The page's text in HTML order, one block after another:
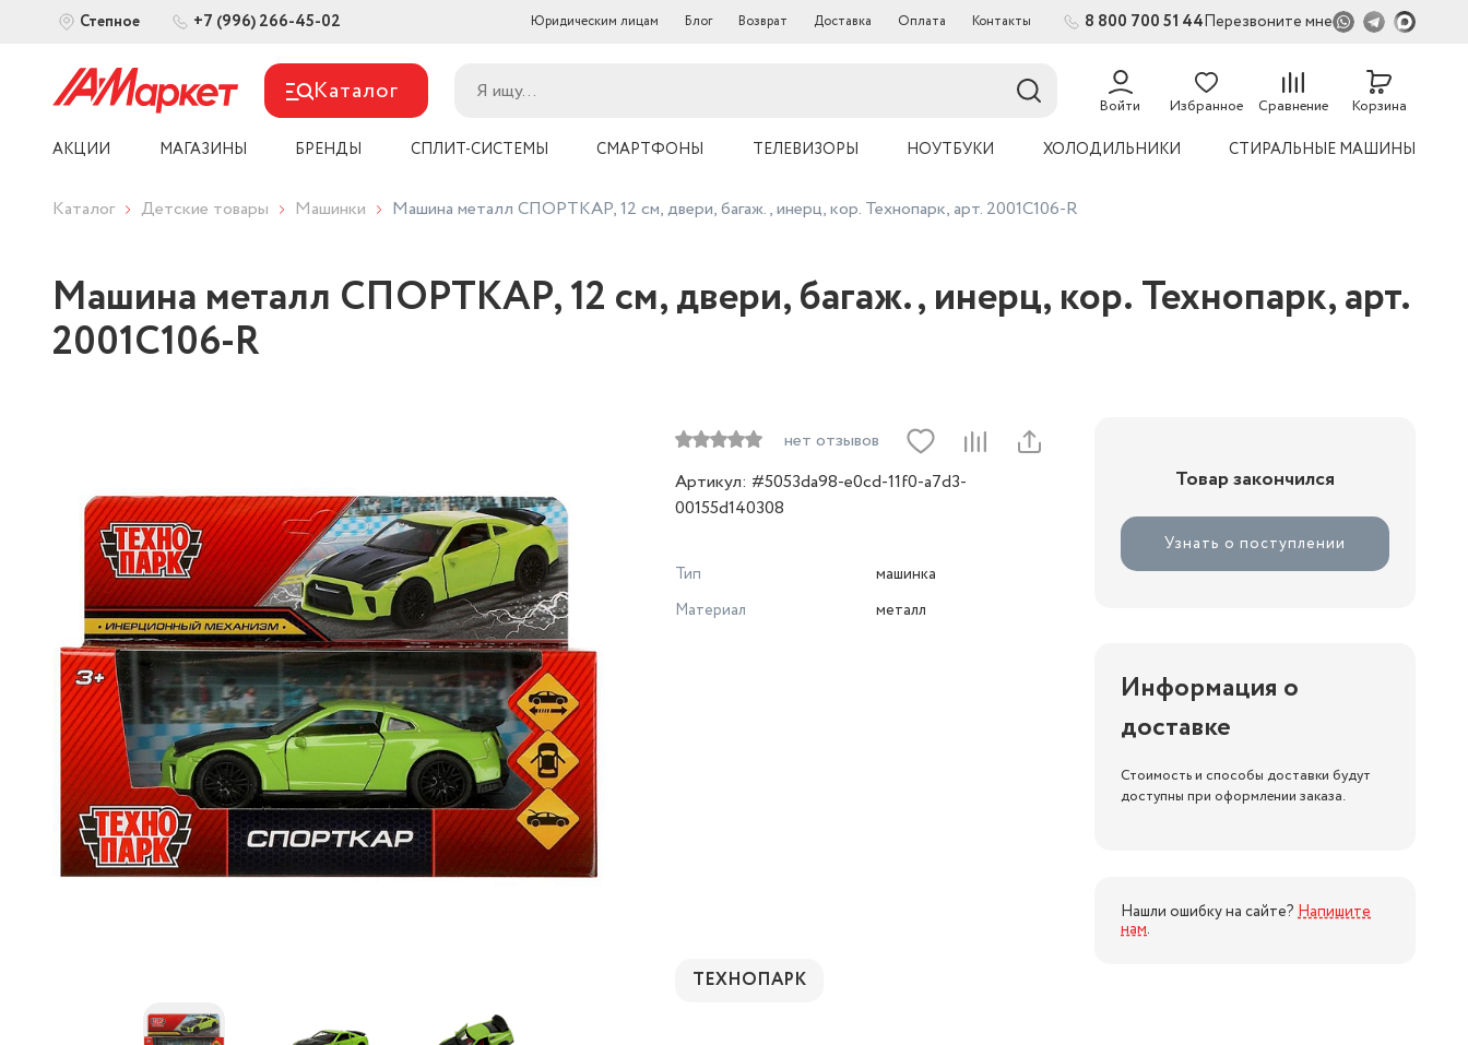
Степное +7 (996) 266-45-02 Юридическим лицам Блог Возврат Доставка Оплата Контакты 8 800 700 51 44Перезвоните мне
Каталог Войти Избранное Сравнение
54
Корзина
АКЦИИ МАГАЗИНЫ БРЕНДЫ СПЛИТ-СИСТЕМЫ СМАРТФОНЫ ТЕЛЕВИЗОРЫ НОУТБУКИ ХОЛОДИЛЬНИКИ СТИРАЛЬНЫЕ МАШИНЫ
Каталог Детские товары Машинки Машина металл СПОРТКАР, 12 см, двери, багаж., инерц, кор. Технопарк, арт. 2001C106-R
Машина металл СПОРТКАР, 12 см, двери, багаж., инерц, кор. Технопарк, арт.
2001C106-R
нет отзывов
Артикул: #5053da98-e0cd-11f0-a7d3-
00155d140308
Тип
машинка
Материал
металл
ТЕХНОПАРК
Товар закончился
Узнать о поступлении
Информация о
доставке
Стоимость и способы доставки будут
доступны при оформлении заказа.
Нашли ошибку на сайте? Напишите
нам.